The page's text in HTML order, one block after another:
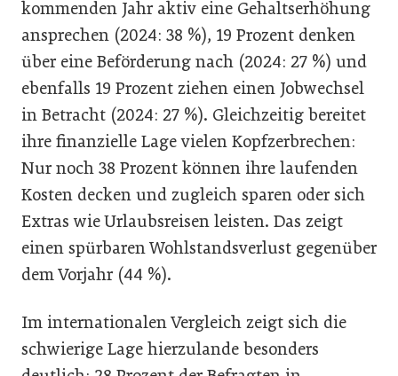
kommenden Jahr aktiv eine Gehaltserhöhung
ansprechen (2024: 38 %), 19 Prozent denken
über eine Beförderung nach (2024: 27 %) und
ebenfalls 19 Prozent ziehen einen Jobwechsel
in Betracht (2024: 27 %). Gleichzeitig bereitet
ihre finanzielle Lage vielen Kopfzerbrechen:
Nur noch 38 Prozent können ihre laufenden
Kosten decken und zugleich sparen oder sich
Extras wie Urlaubsreisen leisten. Das zeigt
einen spürbaren Wohlstandsverlust gegenüber
dem Vorjahr (44 %).
Im internationalen Vergleich zeigt sich die
schwierige Lage hierzulande besonders